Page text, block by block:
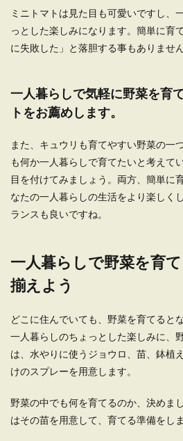
一人暮らしを
一人暮らしを始め
一人暮らしの
すアイデア！
くさんあり、...
一人暮らしの
ならない時間
一人暮らしをして
ミニトマトは見た目も可愛いですし、
っとした楽しみになります。簡単に育
に失敗した」と落胆する事もありません
一人暮らしで気軽に野菜を育
トをお薦めします。
また、キュウリも育てやすい野菜の一
も何か一人暮らしで育てたいと考えて
目を付けてみましょう。両方、簡単に
なたの一人暮らしの生活をより楽しく
ランスも良いですね。
一人暮らしで野菜を育
揃えよう
どこに住んでいても、野菜を育てると
一人暮らしのちょっとした楽しみに、
は、水やりに使うジョウロ、苗、鉢植
けのスプレーを用意します。
野菜の中でも何を育てるのか、決めま
はその苗を用意して、育てる準備をしま